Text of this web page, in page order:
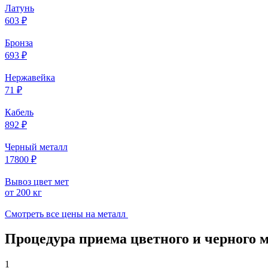
Латунь
603 ₽
Бронза
693 ₽
Нержавейка
71 ₽
Кабель
892 ₽
Черный металл
17800 ₽
Вывоз цвет мет
от 200 кг
Смотреть все цены на металл
Процедура приема цветного и черного
1